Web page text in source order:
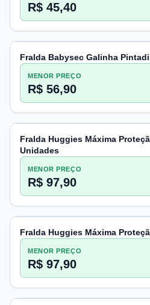
R$ 45,40
Fralda Babysec Galinha
MENOR PREÇO
R$ 56,90
Fralda Huggies Máxima
Unidades
MENOR PREÇO
R$ 97,90
Fralda Huggies Máxima
MENOR PREÇO
R$ 97,90